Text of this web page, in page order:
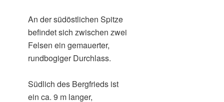
An der südöstlichen Spitze
befindet sich zwischen zwei
Felsen ein gemauerter,
rundbogiger Durchlass.
Südlich des Bergfrieds ist
ein ca. 9 m langer,